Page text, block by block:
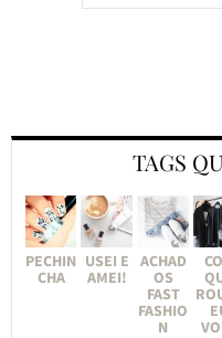
TAGS
PECHIN
CHA
USEI E
AMEI!
ACHAD
OS
FAST
FASHIO
N